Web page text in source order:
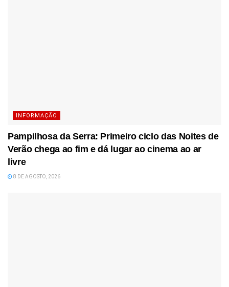
INFORMAÇÃO
Pampilhosa da Serra: Primeiro ciclo das Noites de
Verão chega ao fim e dá lugar ao cinema ao ar
livre
8 DE AGOSTO, 2026